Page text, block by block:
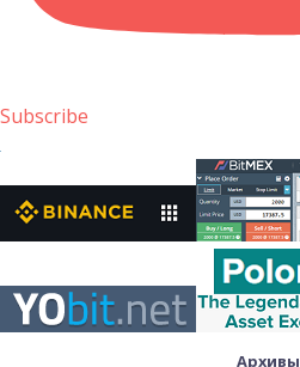
Subscribe
Архивы